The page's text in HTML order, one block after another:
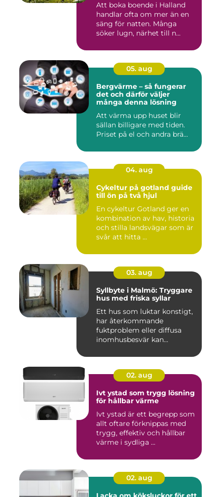
Att boka boende i Halland
handlar ofta om mer än en
säng för natten. Många
söker lugn, närhet till n...
05. aug
Bergvärme – så fungerar
det och därför väljer
många denna lösning
Att värma upp huset blir
sällan billigare med tiden.
Priset på el och andra brä...
04. aug
Cykeltur på gotland guide
till ön på två hjul
En cykeltur Gotland ger en
kombination av hav, historia
och stilla landsvägar som är
svår att hitta ...
03. aug
Syllbyte i Malmö: Tryggare
hus med friska syllar
Ett hus som luktar konstigt,
har återkommande
fuktproblem eller diffusa
inomhusbesvär kan...
02. aug
Ivt ystad som trygg lösning
för hållbar värme
Ivt ystad är ett begrepp som
allt oftare förknippas med
trygg, effektiv och hållbar
värme i sydliga ...
02. aug